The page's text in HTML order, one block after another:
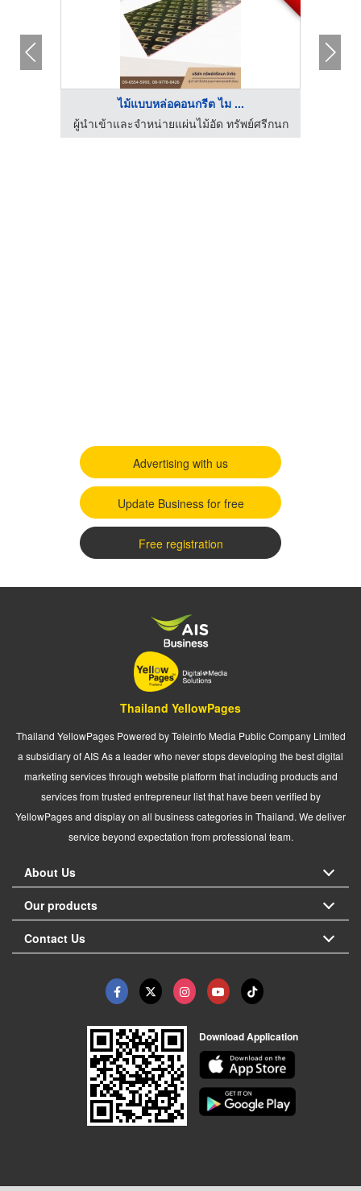
ไม้แบบหล่อคอนกรีต ไม ...
ผู้นำเข้าและจำหน่ายแผ่นไม้อัด ทรัพย์ศรีกนก
Advertising with us
Update Business for free
Free registration
Thailand YellowPages
Thailand YellowPages Powered by Teleinfo Media Public Company Limited
a subsidiary of AIS As a leader who never stops developing the best digital
marketing services through website platform that including products and
services from trusted entrepreneur list that have been verified by
YellowPages and display on all business categories in Thailand. We deliver
service beyond expectation from professional team.
About Us
Our products
Contact Us
Download Application